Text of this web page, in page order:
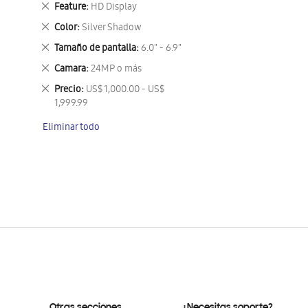
Feature HD Display
Eliminar
este
artículo
Color Silver Shadow
Eliminar
este
artículo
Tamaño de pantalla 6.0" - 6.9"
Eliminar
este
artículo
Camara 24MP o más
Eliminar
este
artículo
Precio US$ 1,000.00 - US$
1,999.99
Eliminar
este
Eliminar todo